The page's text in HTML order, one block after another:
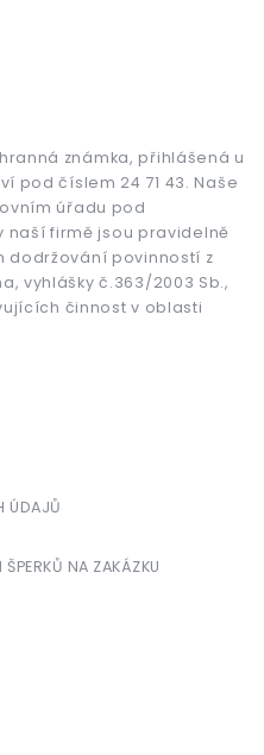
známka, přihlášená u
pod číslem 24 71 43. Naše
úřadu pod
naší firmě jsou pravidelně
dodržování povinností z
vyhlášky č.363/2003 Sb.,
činnost v oblasti
ÚDAJŮ
NA ZAKÁZKU